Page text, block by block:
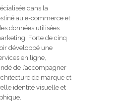
dans la
au e-commerce et
données utilisées
Forte de cinq
développé une
en ligne,
de l’accompagner
de marque et
identité visuelle et